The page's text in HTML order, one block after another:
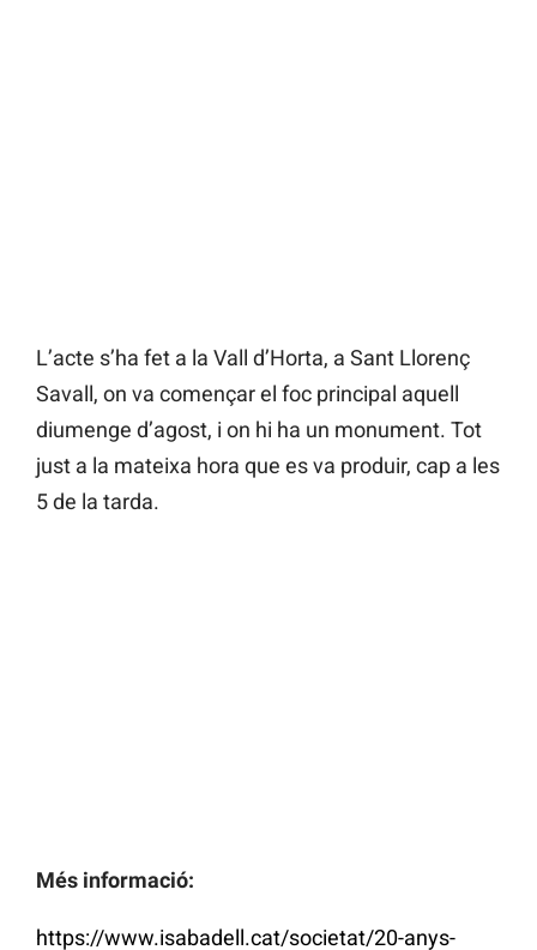
L’acte s’ha fet a la Vall d’Horta, a Sant Llorenç
Savall, on va començar el foc principal aquell
diumenge d’agost, i on hi ha un monument. Tot
just a la mateixa hora que es va produir, cap a les
5 de la tarda.
Més informació:
https://www.isabadell.cat/societat/20-anys-